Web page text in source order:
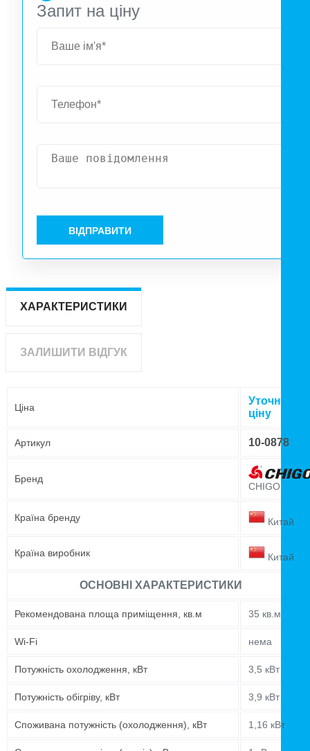
Запит на ціну
ВІДПРАВИТИ
ХАРАКТЕРИСТИКИ
ЗАЛИШИТИ ВІДГУК
Ціна
Уточнюйте
ціну
Артикул 10-0878
Бренд
CHIGO
Країна бренду Китай
Країна виробник Китай
ОСНОВНІ ХАРАКТЕРИСТИКИ
Рекомендована площа приміщення, кв.м 35 кв.м
Wi-Fi нема
Потужність охолодження, кВт 3,5 кВт
Потужність обігріву, кВт 3,9 кВт
Споживана потужність (охолодження), кВт 1,16 кВт